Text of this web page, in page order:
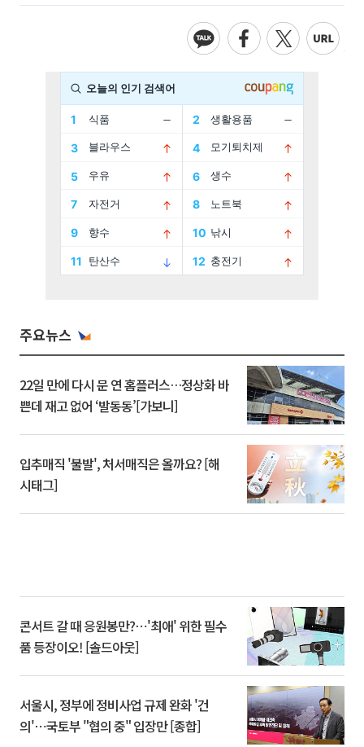
주요뉴스
22일 만에 다시 문 연 홈플러스…정상화 바
쁜데 재고 없어 ‘발동동’[가보니]
입추매직 '불발', 처서매직은 올까요? [해
시태그]
콘서트 갈 때 응원봉만?⋯'최애' 위한 필수
품 등장이오! [솔드아웃]
서울시, 정부에 정비사업 규제 완화 '건
의'⋯국토부 "협의 중" 입장만 [종합]